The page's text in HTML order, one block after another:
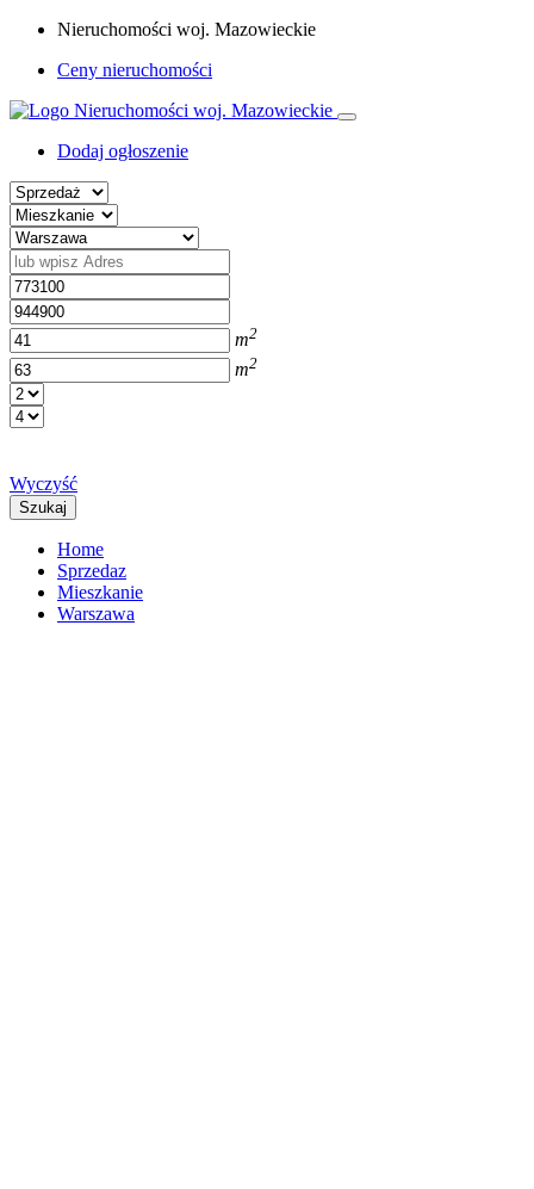
Nieruchomości woj. Mazowieckie
Ceny nieruchomości
Dodaj ogłoszenie
m2
m2
Wyczyść
Szukaj
Home
Sprzedaz
Mieszkanie
Warszawa